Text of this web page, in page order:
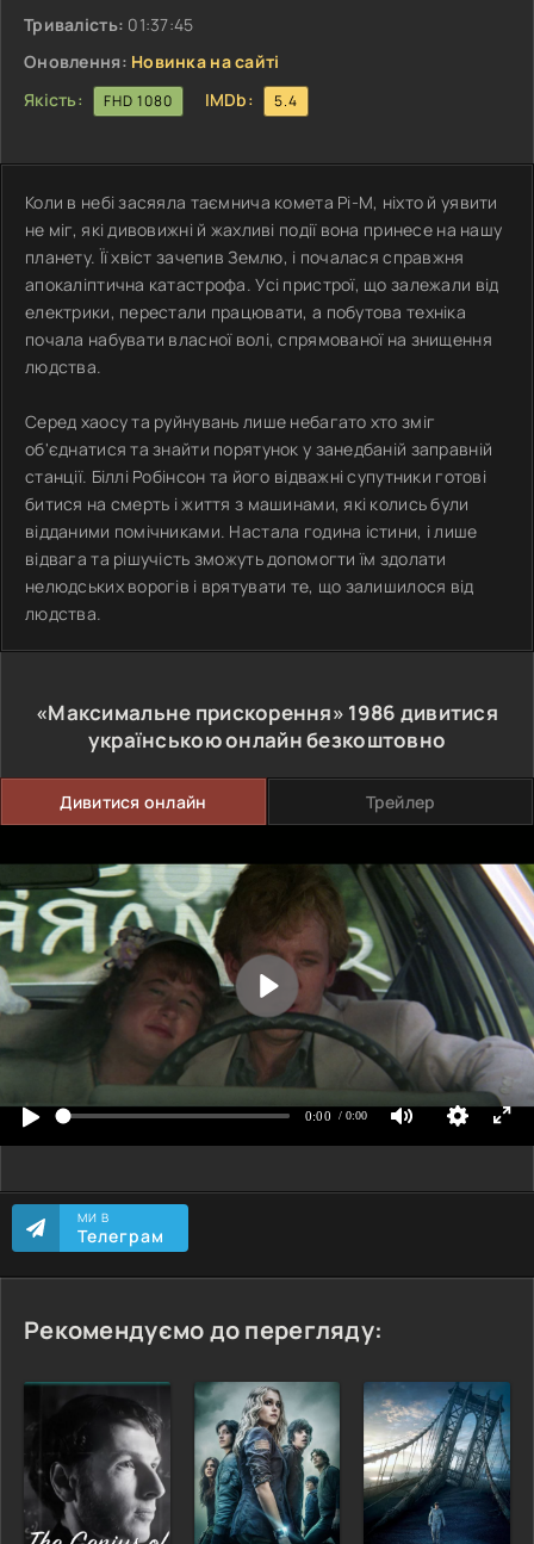
Тривалість: 01:37:45
Оновлення: Новинка на сайті
Якість:
FHD 1080 IMDb: 5.4
Коли в небі засяяла таємнича комета Рі-М, ніхто й уявити
не міг, які дивовижні й жахливі події вона принесе на нашу
планету. Її хвіст зачепив Землю, і почалася справжня
апокаліптична катастрофа. Усі пристрої, що залежали від
електрики, перестали працювати, а побутова техніка
почала набувати власної волі, спрямованої на знищення
людства.
Серед хаосу та руйнувань лише небагато хто зміг
об'єднатися та знайти порятунок у занедбаній заправній
станції. Біллі Робінсон та його відважні супутники готові
битися на смерть і життя з машинами, які колись були
відданими помічниками. Настала година істини, і лише
відвага та рішучість зможуть допомогти їм здолати
нелюдських ворогів і врятувати те, що залишилося від
людства.
«Максимальне прискорення» 1986 дивитися
українською онлайн безкоштовно
Дивитися онлайн Трейлер
МИ В
Телеграм
Рекомендуємо до перегляду: